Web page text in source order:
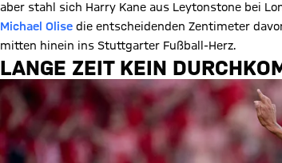
aber stahl sich Harry Kane aus Leytonstone bei
Michael Olise die entscheidenden Zentimeter
mitten hinein ins Stuttgarter Fußball-Herz.
LANGE ZEIT KEIN